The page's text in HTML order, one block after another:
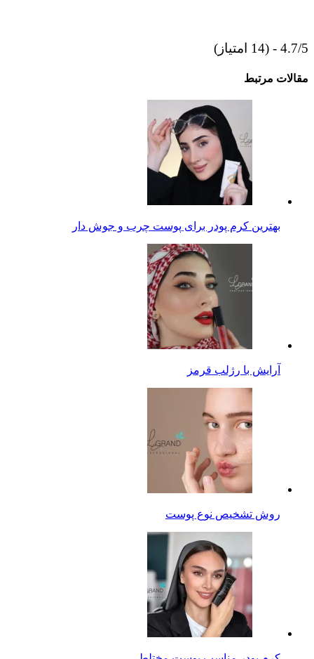
4.7/5 - (14 امتیاز)
مقالات مرتبط
بهترین کرم پودر برای پوست چرب و جوش دار
آرایش با رژلب قرمز
روش تشخیص نوع پوست